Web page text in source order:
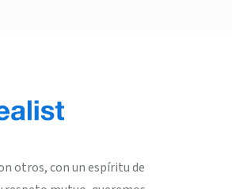
otros, con un espíritu de